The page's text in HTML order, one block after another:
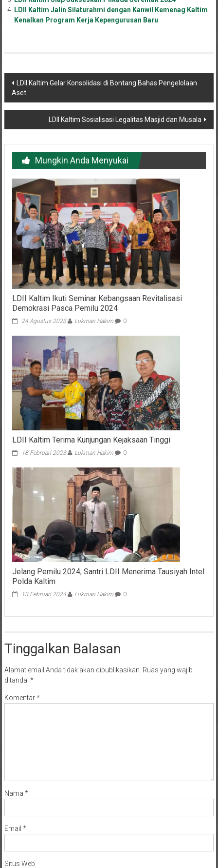
LDII Kaltim Jalin Silaturahmi dengan Kanwil Kemenag Kaltim
Kenalkan Program Kerja Kepengurusan Baru
Navigasi
pos
LDII Kaltim Gelar Konsolidasi di Bontang Bahas Pengelolaan
Aset
LDII Kaltim Sosialisasi Legalitas Masjid dan Musala
Mungkin Anda Menyukai
LDII Kaltim Ikuti Seminar Kebangsaan Revitalisasi
Demokrasi Pasca Pemilu 2024
24 Agustus 2023 Lukman Hakim 0
LDII Kaltim Terima Kunjungan Kejaksaan Tinggi
18 Februari 2023 Lukman Hakim 0
Jelang Pemilu 2024, Santri LDII Menerima Tausiyah Intel
Polda Kaltim
13 Februari 2024 Lukman Hakim 0
Tinggalkan Balasan
Alamat email Anda tidak akan dipublikasikan. Ruas yang wajib
ditandai *
Komentar*
Nama *
Email *
Situs Web